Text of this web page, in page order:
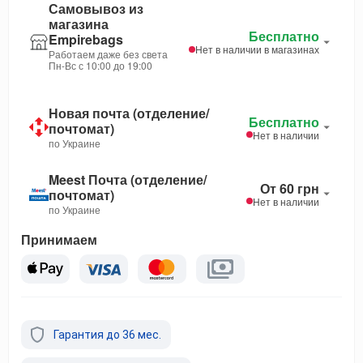
Самовывоз из
магазина
Empirebags
Работаем даже без света
Пн-Вс с 10:00 до 19:00
Бесплатно
Нет в наличии в магазинах
Новая почта (отделение/
почтомат)
по Украине
Бесплатно
Нет в наличии
Meest Почта (отделение/
почтомат)
по Украине
От 60 грн
Нет в наличии
Принимаем
Гарантия до 36 мес.